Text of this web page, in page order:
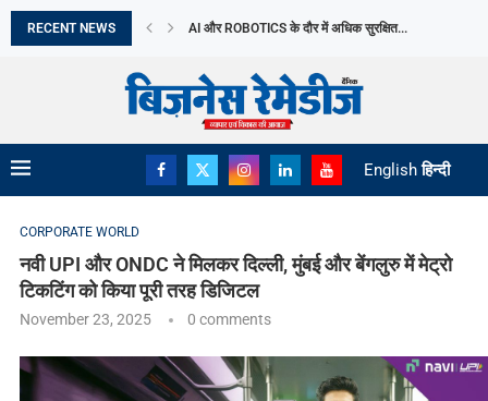
RECENT NEWS NAGASAKI दिवस आज: परमाणु निरस्त्रीकरण के बारे में...
English हिन्दी
CORPORATE WORLD
नवी UPI और ONDC ने मिलकर दिल्ली, मुंबई और बेंगलुरु में मेट्रो
टिकटिंग को किया पूरी तरह डिजिटल
November 23, 2025 0 comments